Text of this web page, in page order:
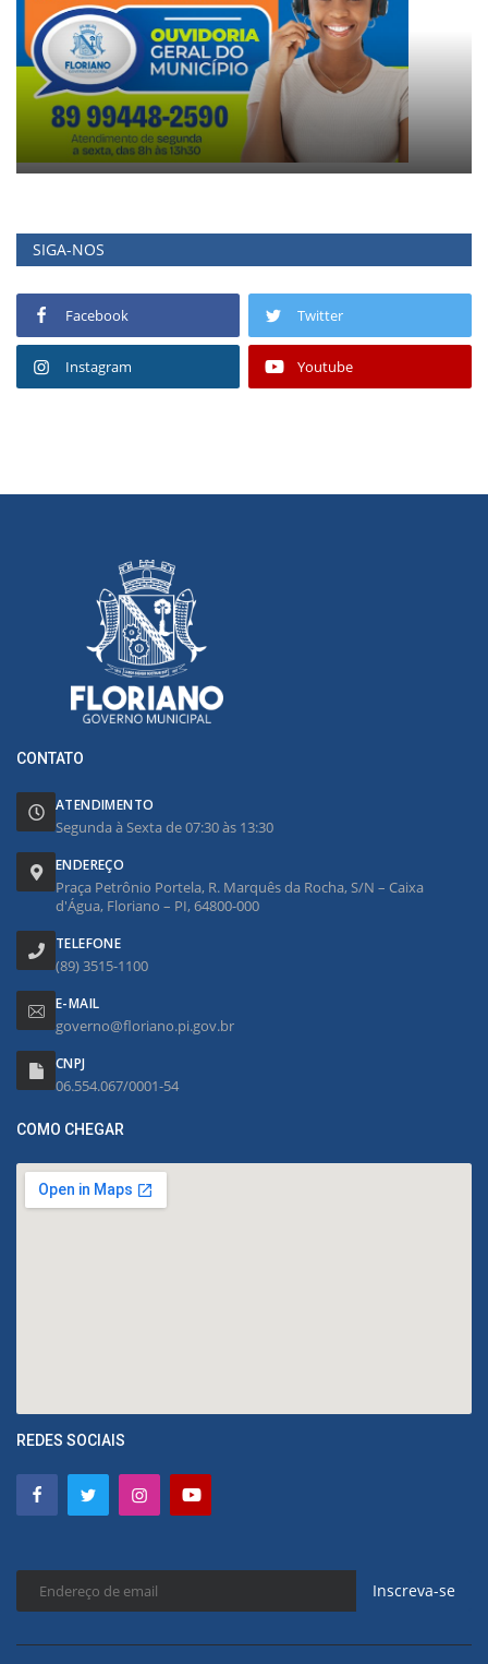
SIGA-NOS
Facebook Twitter
Instagram Youtube
CONTATO
ATENDIMENTO
Segunda à Sexta de 07:30 às 13:30
ENDEREÇO
Praça Petrônio Portela, R. Marquês da Rocha, S/N – Caixa
d'Água, Floriano – PI, 64800-000
TELEFONE
(89) 3515-1100
E-MAIL
governo@floriano.pi.gov.br
CNPJ
06.554.067/0001-54
COMO CHEGAR
REDES SOCIAIS
Inscreva-se